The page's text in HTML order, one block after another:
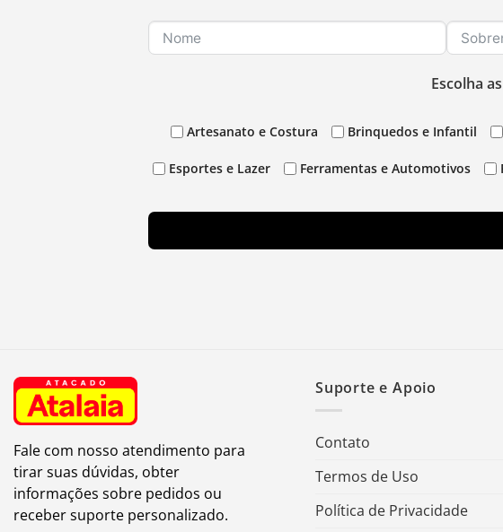
Escolha
Artesanato e Costura Brinquedos e Infantil
Esportes e Lazer Ferramentas e Automotivos
Fale com nosso atendimento para
tirar suas dúvidas, obter
informações sobre pedidos ou
receber suporte personalizado.
Suporte e Apoio
Contato
Termos de Uso
Política de Privacidade